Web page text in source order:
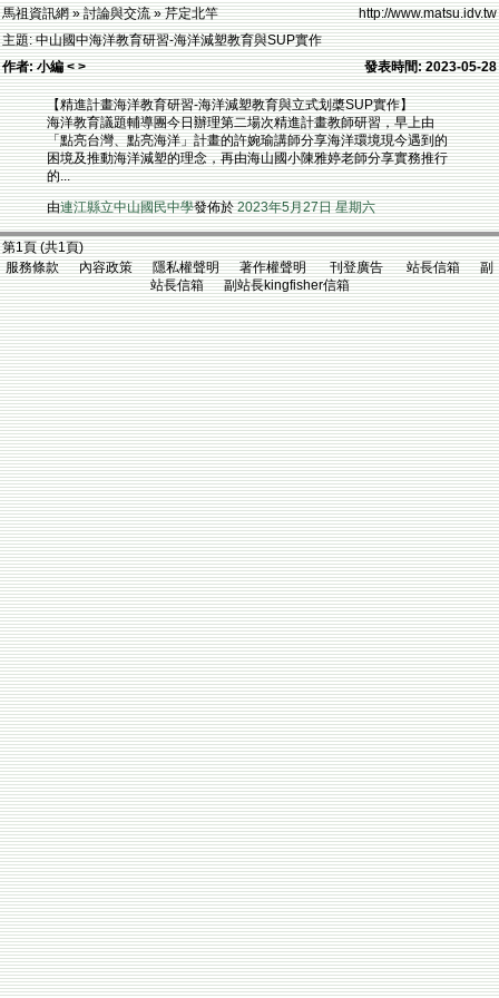
馬祖資訊網 » 討論與交流 » 芹定北竿
http://www.matsu.idv.tw
主題: 中山國中海洋教育研習-海洋減塑教育與SUP實作
作者: 小編 < >
發表時間: 2023-05-28
【精進計畫海洋教育研習-海洋減塑教育與立式划槳SUP實作】
海洋教育議題輔導團今日辦理第二場次精進計畫教師研習，早上由
「點亮台灣、點亮海洋」計畫的許婉瑜講師分享海洋環境現今遇到的
困境及推動海洋減塑的理念，再由海山國小陳雅婷老師分享實務推行
的...
由連江縣立中山國民中學發佈於2023年5月27日 星期六
第1頁 (共1頁)
服務條款 內容政策 隱私權聲明 著作權聲明 刊登廣告 站長信箱 副
站長信箱 副站長kingfisher信箱